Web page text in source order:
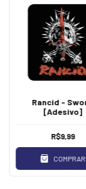
Rancid -
[Adesivo]
R$9,99
COMPRAR